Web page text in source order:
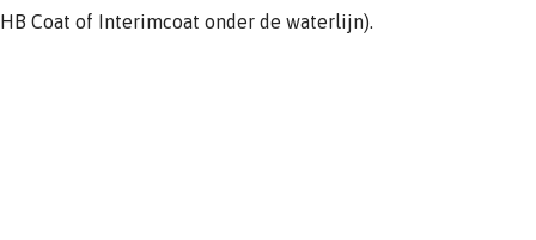
HB Coat of Interimcoat onder de waterlijn).